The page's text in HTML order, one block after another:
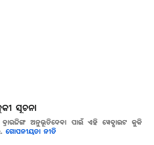
ସୂଚନା
ଅନୁଭୂତିଦେବା ପାଇଁ ଏହି ୱେବ୍ସାଇଟ କୁକି
ଗୋପନୀୟତା ନୀତି